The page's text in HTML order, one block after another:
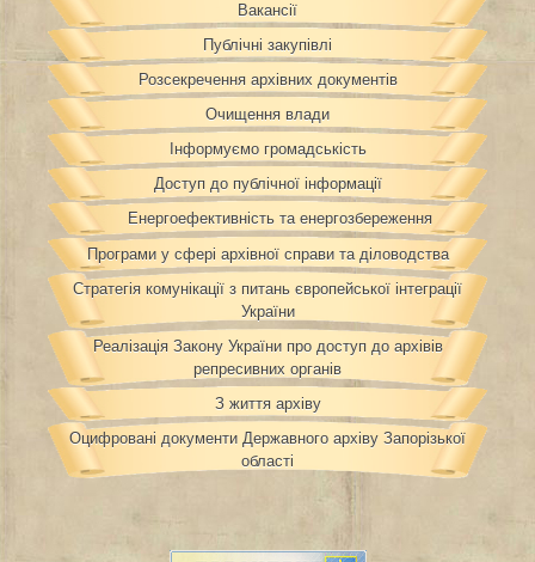
Вакансії
Публічні закупівлі
Розсекречення архівних документів
Очищення влади
Інформуємо громадськість
Доступ до публічної інформації
Енергоефективність та енергозбереження
Програми у сфері архівної справи та діловодства
Стратегія комунікації з питань європейської інтеграції
України
Реалізація Закону України про доступ до архівів
репресивних органів
З життя архіву
Оцифровані документи Державного архіву Запорізької
області